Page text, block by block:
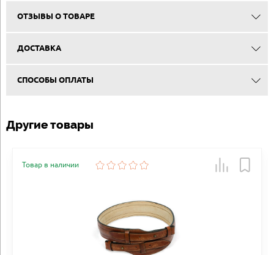
ОТЗЫВЫ О ТОВАРЕ
ДОСТАВКА
СПОСОБЫ ОПЛАТЫ
Другие товары
Товар в наличии